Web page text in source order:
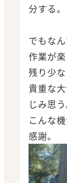
分する。
でもな
作業が
残り少な
貴重な
じみ思う
こんな
感謝。